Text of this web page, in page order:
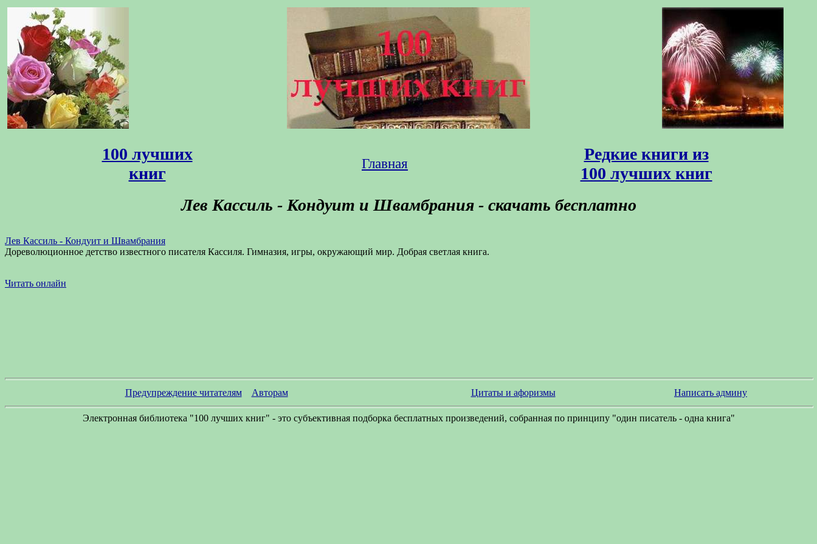
100 лучших
книг
Главная
Редкие книги из
100 лучших книг
Лев Кассиль - Кондуит и Швамбрания - скачать бесплатно
Лев Кассиль - Кондуит и Швамбрания
Дореволюционное детство известного писателя Кассиля. Гимназия, игры, окружающий мир. Добрая светлая книга.
Читать онлайн
Предупреждение читателям Авторам Цитаты и афоризмы Написать админу
Электронная библиотека "100 лучших книг" - это субъективная подборка бесплатных произведений, собранная по принципу "один писатель - одна книга"